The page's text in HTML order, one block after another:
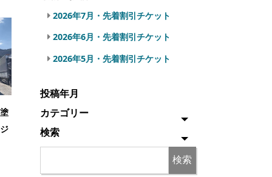
2026年7月・先着割引チケット
2026年6月・先着割引チケット
2026年5月・先着割引チケット
投稿年月
カテゴリー
検索